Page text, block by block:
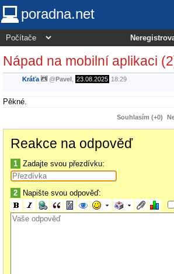
poradna.net
Nápad na mobilní aplikaci
Kráťa @Pavel 23.08.2025 18:29
Pěkné.
Souhlasím (+0)
Reakce na odpověď
1 Zadajte svou přezdívku:
2 Napište svou odpověď: